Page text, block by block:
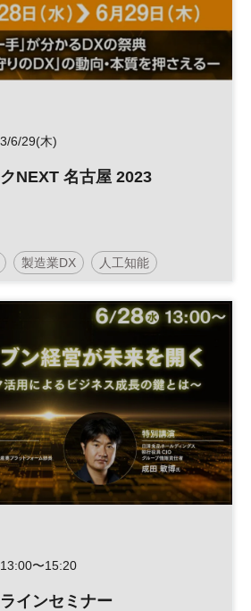
テック デジタル パリ DX
イノベーション ベンチャー
6/29(木)
NEXT 名古屋 2023
製造業DX 人工知能
ド 建設テック
DX
〜15:20
インセミナー